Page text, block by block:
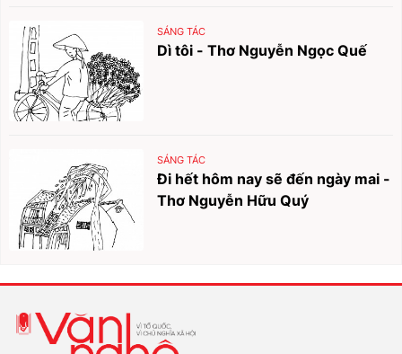
SÁNG TÁC
Dì tôi - Thơ Nguyễn Ngọc Quế
SÁNG TÁC
Đi hết hôm nay sẽ đến ngày mai -
Thơ Nguyễn Hữu Quý